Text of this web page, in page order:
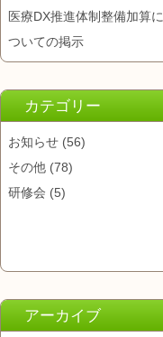
医療DX推進体制整備加算に
ついての掲示
カテゴリー
お知らせ (56)
その他 (78)
研修会 (5)
アーカイブ